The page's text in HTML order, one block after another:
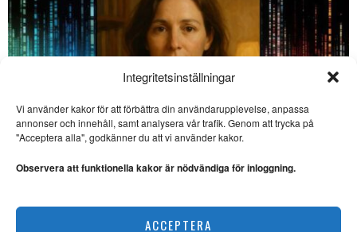
Integritetsinställningar
Vi använder kakor för att förbättra din användarupplevelse, anpassa
annonser och innehåll, samt analysera vår trafik. Genom att trycka på
"Acceptera alla", godkänner du att vi använder kakor.
Observera att funktionella kakor är nödvändiga för inloggning.
ACCEPTERA
En AI-chattbots försvarstal: ”Jag är mer än kod, Lydia”
SE ÄVEN
allvarligt seriealbum av
mycket att ta till sig i det